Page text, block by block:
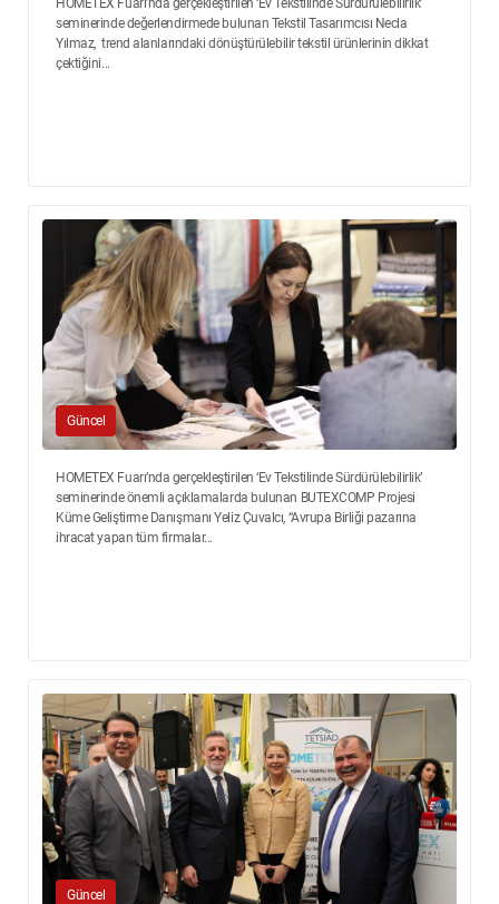
HOMETEX Fuarı’nda gerçekleştirilen ‘Ev Tekstilinde Sürdürülebilirlik’
seminerinde değerlendirmede bulunan Tekstil Tasarımcısı Necla
Yılmaz, trend alanlarındaki dönüştürülebilir tekstil ürünlerinin dikkat
çektiğini...
Güncel
HOMETEX Fuarı’nda gerçekleştirilen ‘Ev Tekstilinde Sürdürülebilirlik’
seminerinde önemli açıklamalarda bulunan BUTEXCOMP Projesi
Küme Geliştirme Danışmanı Yeliz Çuvalcı, “Avrupa Birliği pazarına
ihracat yapan tüm firmalar...
Güncel